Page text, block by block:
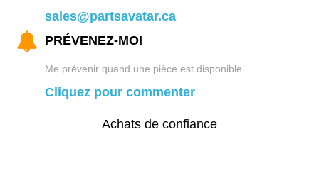
sales@partsavatar.ca
PRÉVENEZ-MOI
Me prévenir quand une pièce est disponible
Cliquez pour commenter
Achats de confiance